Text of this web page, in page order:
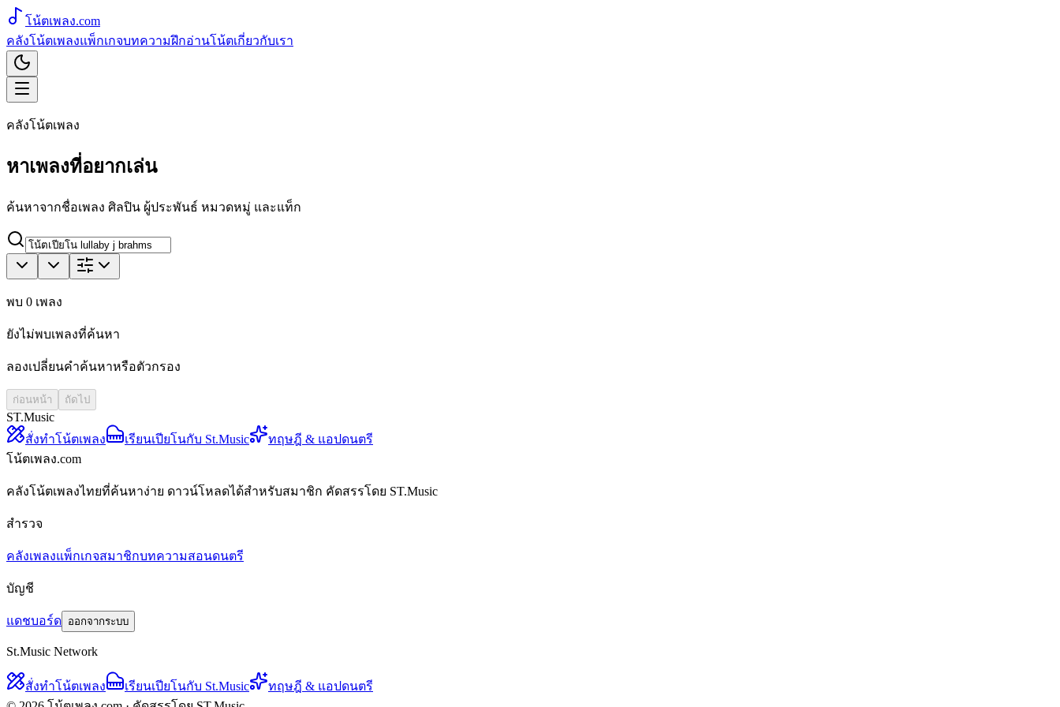
โน้ตเพลง.com
คลังโน้ตเพลงแพ็กเกจบทความฝึกอ่านโน้ตเกี่ยวกับเรา
คลังโน้ตเพลง
หาเพลงที่อยากเล่น
ค้นหาจากชื่อเพลง ศิลปิน ผู้ประพันธ์ หมวดหมู่ และแท็ก
พบ 0 เพลง
ยังไม่พบเพลงที่ค้นหา
ลองเปลี่ยนคำค้นหาหรือตัวกรอง
ก่อนหน้า ถัดไป
ST.Music
สั่งทำโน้ตเพลง
เรียนเปียโนกับ St.Music
ทฤษฎี & แอปดนตรี
โน้ตเพลง.com
คลังโน้ตเพลงไทยที่ค้นหาง่าย ดาวน์โหลดได้สำหรับสมาชิก คัดสรรโดย ST.Music
สำรวจ
คลังเพลงแพ็กเกจสมาชิกบทความสอนดนตรี
บัญชี
แดชบอร์ด ออกจากระบบ
St.Music Network
สั่งทำโน้ตเพลง เรียนเปียโนกับ St.Music
ทฤษฎี & แอปดนตรี